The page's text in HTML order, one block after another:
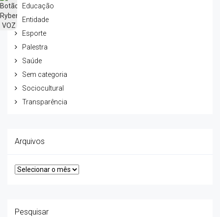
Educação
Entidade
Esporte
Palestra
Saúde
Sem categoria
Sociocultural
Transparência
Arquivos
Arquivos
Pesquisar